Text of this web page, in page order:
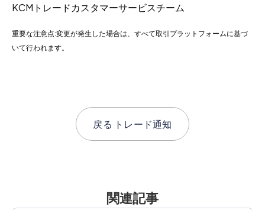
KCMトレードカスタマーサービスチーム
重要な注意点:変更が発生した場合は、すべて取引プラットフォームに基づ
いて行われます。
戻る トレード通知
関連記事